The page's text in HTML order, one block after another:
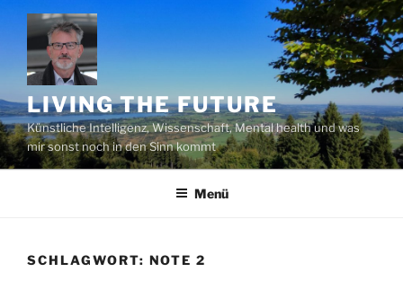
Zum
Inhalt
springen
LIVING THE FUTURE
Künstliche Intelligenz, Wissenschaft, Mental health und was
mir sonst noch in den Sinn kommt
Menü
SCHLAGWORT: NOTE 2